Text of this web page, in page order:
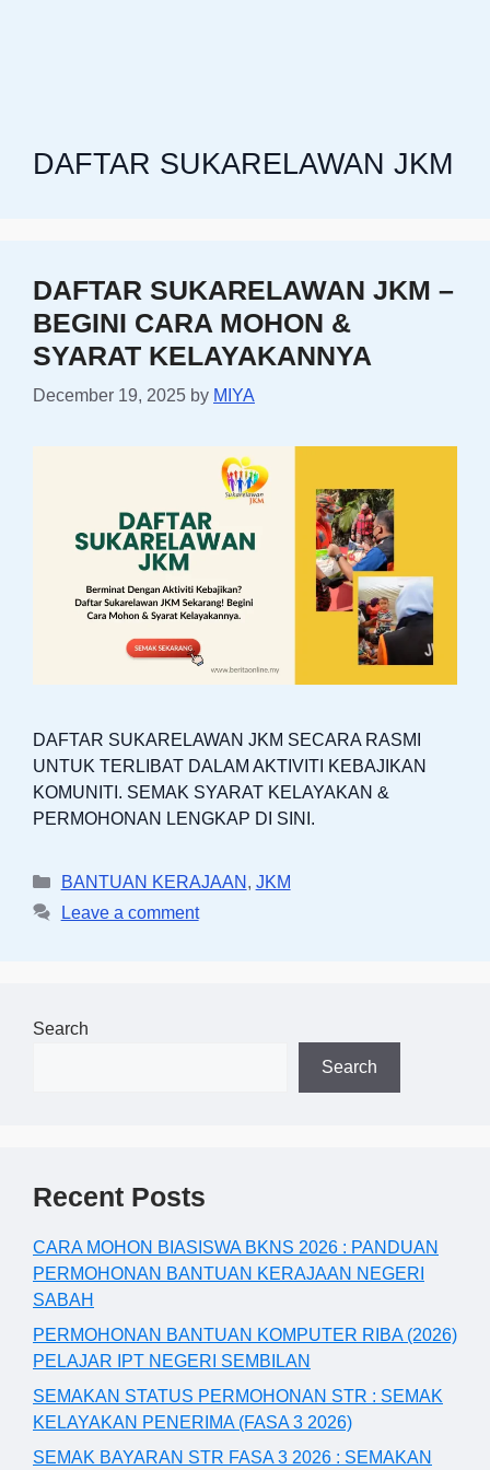
DAFTAR SUKARELAWAN JKM
DAFTAR SUKARELAWAN JKM –
BEGINI CARA MOHON &
SYARAT KELAYAKANNYA
December 19, 2025 by MIYA
DAFTAR SUKARELAWAN JKM SECARA RASMI
UNTUK TERLIBAT DALAM AKTIVITI KEBAJIKAN
KOMUNITI. SEMAK SYARAT KELAYAKAN &
PERMOHONAN LENGKAP DI SINI.
Categories
BANTUAN KERAJAAN , JKM
Leave a comment
Search
Search
Recent Posts
CARA MOHON BIASISWA BKNS 2026 : PANDUAN
PERMOHONAN BANTUAN KERAJAAN NEGERI
SABAH
PERMOHONAN BANTUAN KOMPUTER RIBA (2026)
PELAJAR IPT NEGERI SEMBILAN
SEMAKAN STATUS PERMOHONAN STR : SEMAK
KELAYAKAN PENERIMA (FASA 3 2026)
SEMAK BAYARAN STR FASA 3 2026 : SEMAKAN